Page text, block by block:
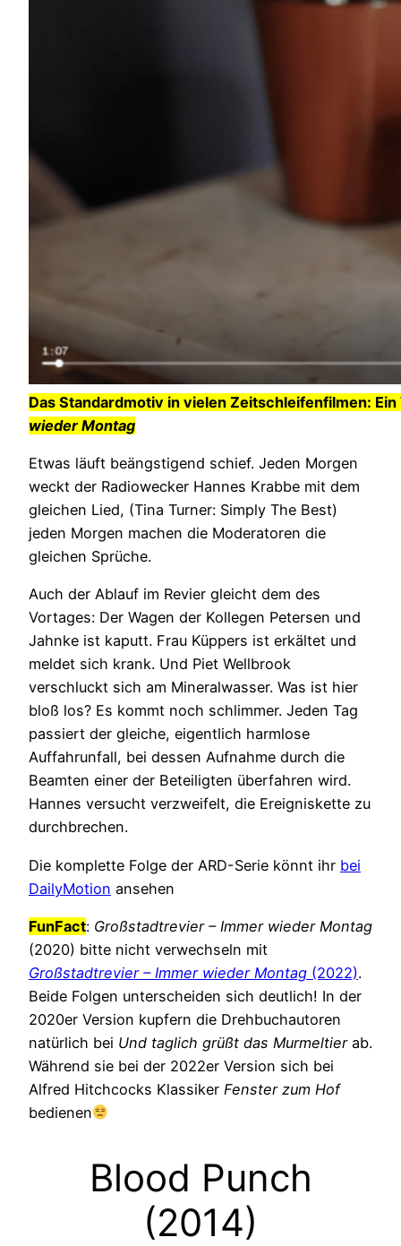
Das Standardmotiv in vielen Zeitschleifenfilmen:
wieder Montag
Etwas läuft beängstigend schief. Jeden Morgen
weckt der Radiowecker Hannes Krabbe mit dem
gleichen Lied, (Tina Turner: Simply The Best)
jeden Morgen machen die Moderatoren die
gleichen Sprüche.
Auch der Ablauf im Revier gleicht dem des
Vortages: Der Wagen der Kollegen Petersen und
Jahnke ist kaputt. Frau Küppers ist erkältet und
meldet sich krank. Und Piet Wellbrook
verschluckt sich am Mineralwasser. Was ist hier
bloß los? Es kommt noch schlimmer. Jeden Tag
passiert der gleiche, eigentlich harmlose
Auffahrunfall, bei dessen Aufnahme durch die
Beamten einer der Beteiligten überfahren wird.
Hannes versucht verzweifelt, die Ereigniskette zu
durchbrechen.
Die komplette Folge der ARD-Serie könnt ihr bei
DailyMotion ansehen
FunFact: Großstadtrevier – Immer wieder Montag
(2020) bitte nicht verwechseln mit
Großstadtrevier – Immer wieder Montag (2022).
Beide Folgen unterscheiden sich deutlich! In der
2020er Version kupfern die Drehbuchautoren
natürlich bei Und taglich grüßt das Murmeltierab.
Während sie bei der 2022er Version sich bei
Alfred Hitchcocks Klassiker Fenster zum Hof
bedienen
Blood Punch
(2014)